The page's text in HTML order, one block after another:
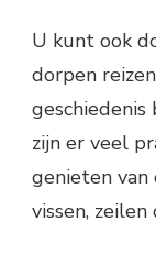
U kunt ook
dorpen
zijn er veel
genieten van
vissen,